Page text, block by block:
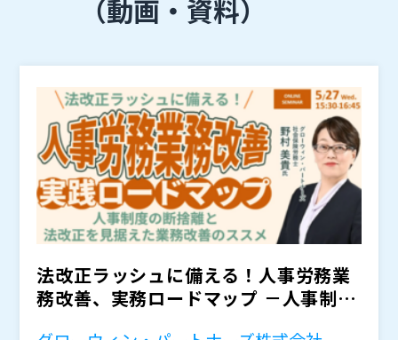
（動画・資料）
法改正ラッシュに備える！人事労務業
務改善、実務ロードマップ －人事制度